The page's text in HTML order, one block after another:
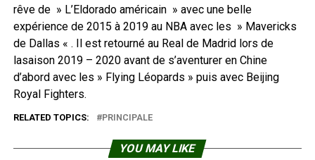
rêve de » L’Eldorado américain » avec une belle
expérience de 2015 à 2019 au NBA avec les » Mavericks
de Dallas « . Il est retourné au Real de Madrid lors de
lasaison 2019 – 2020 avant de s’aventurer en Chine
d’abord avec les » Flying Léopards » puis avec Beijing
Royal Fighters.
RELATED TOPICS: PRINCIPALE
YOU MAY LIKE